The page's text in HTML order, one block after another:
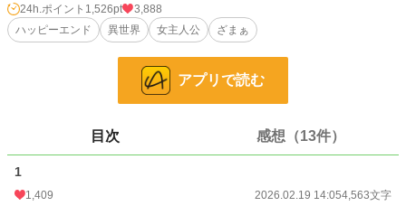
どれだけ人々に噂されようが、ヴィオレッタは気にすることなく平穏な毎日を送
っていた。
「侯爵様から愛されていないヴィオレッタ様が、お可哀想でなりませんの」
そんなある日、一人の貴婦人が声をかけてきて……。
913 位 / 228,882 件
お気に入り
24h.ポイント 1,526pt
3,888
ハッピーエンド
異世界 女主人公 ざまぁ
アプリで読む
目次 感想（13件）
1
1,409 2026.02.19 14:054,563文字